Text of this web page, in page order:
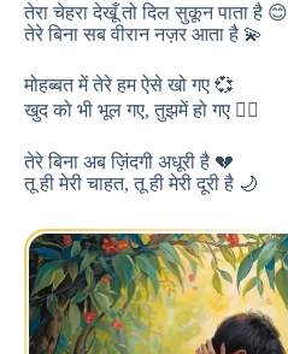
तेरा चेहरा देखूँ तो दिल सुकून पाता है 😊
तेरे बिना सब वीरान नज़र आता है 💫
मोहब्बत में तेरे हम ऐसे खो गए 💞
खुद को भी भूल गए, तुझमें हो गए ❤️‍🔥
तेरे बिना अब ज़िंदगी अधूरी है 💔
तू ही मेरी चाहत, तू ही मेरी दूरी है 🌙